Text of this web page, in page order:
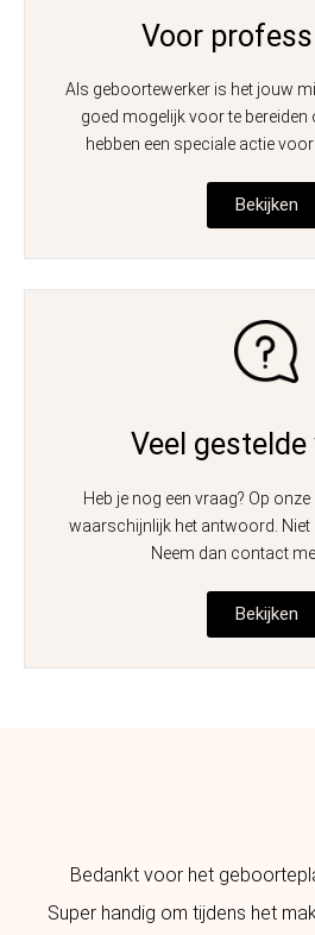
Voor
Als geboortewerker is het jouw
goed mogelijk voor te bereiden
hebben een speciale actie
Bekijken
Veel gestelde
Heb je nog een vraag? Op
waarschijnlijk het antwoord. Niet
Neem dan contact
Bekijken
Bedankt voor het
Super handig om tijdens het